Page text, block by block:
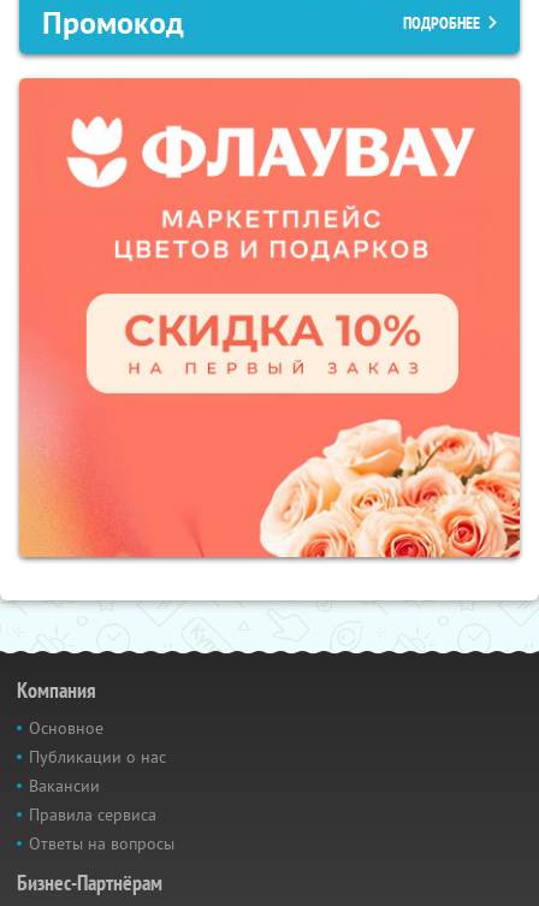
Промокод ПОДРОБНЕЕ
Компания
Основное
Публикации о нас
Вакансии
Правила сервиса
Ответы на вопросы
Бизнес-Партнёрам